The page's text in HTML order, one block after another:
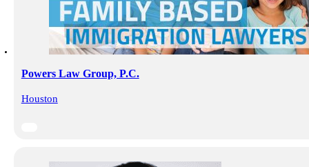
Powers Law Group, P.C.
Houston